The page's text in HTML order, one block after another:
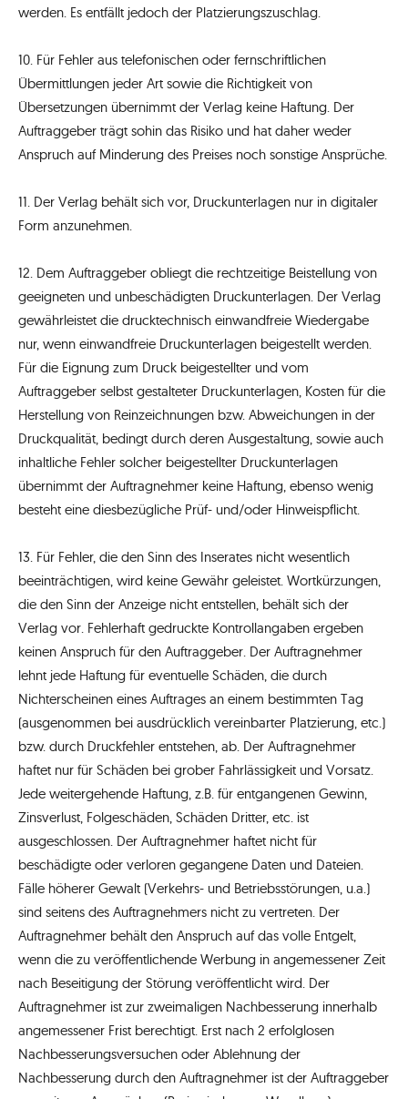
werden. Es entfällt jedoch der Platzierungszuschlag.
10. Für Fehler aus telefonischen oder fernschriftlichen
Übermittlungen jeder Art sowie die Richtigkeit von
Übersetzungen übernimmt der Verlag keine Haftung. Der
Auftraggeber trägt sohin das Risiko und hat daher weder
Anspruch auf Minderung des Preises noch sonstige Ansprüche.
11. Der Verlag behält sich vor, Druckunterlagen nur in digitaler
Form anzunehmen.
12. Dem Auftraggeber obliegt die rechtzeitige Beistellung von
geeigneten und unbeschädigten Druckunterlagen. Der Verlag
gewährleistet die drucktechnisch einwandfreie Wiedergabe
nur, wenn einwandfreie Druckunterlagen beigestellt werden.
Für die Eignung zum Druck beigestellter und vom
Auftraggeber selbst gestalteter Druckunterlagen, Kosten für die
Herstellung von Reinzeichnungen bzw. Abweichungen in der
Druckqualität, bedingt durch deren Ausgestaltung, sowie auch
inhaltliche Fehler solcher beigestellter Druckunterlagen
übernimmt der Auftragnehmer keine Haftung, ebenso wenig
besteht eine diesbezügliche Prüf- und/oder Hinweispflicht.
13. Für Fehler, die den Sinn des Inserates nicht wesentlich
beeinträchtigen, wird keine Gewähr geleistet. Wortkürzungen,
die den Sinn der Anzeige nicht entstellen, behält sich der
Verlag vor. Fehlerhaft gedruckte Kontrollangaben ergeben
keinen Anspruch für den Auftraggeber. Der Auftragnehmer
lehnt jede Haftung für eventuelle Schäden, die durch
Nichterscheinen eines Auftrages an einem bestimmten Tag
(ausgenommen bei ausdrücklich vereinbarter Platzierung, etc.)
bzw. durch Druckfehler entstehen, ab. Der Auftragnehmer
haftet nur für Schäden bei grober Fahrlässigkeit und Vorsatz.
Jede weitergehende Haftung, z.B. für entgangenen Gewinn,
Zinsverlust, Folgeschäden, Schäden Dritter, etc. ist
ausgeschlossen. Der Auftragnehmer haftet nicht für
beschädigte oder verloren gegangene Daten und Dateien.
Fälle höherer Gewalt (Verkehrs- und Betriebsstörungen, u.a.)
sind seitens des Auftragnehmers nicht zu vertreten. Der
Auftragnehmer behält den Anspruch auf das volle Entgelt,
wenn die zu veröffentlichende Werbung in angemessener Zeit
nach Beseitigung der Störung veröffentlicht wird. Der
Auftragnehmer ist zur zweimaligen Nachbesserung innerhalb
angemessener Frist berechtigt. Erst nach 2 erfolglosen
Nachbesserungsversuchen oder Ablehnung der
Nachbesserung durch den Auftragnehmer ist der Auftraggeber